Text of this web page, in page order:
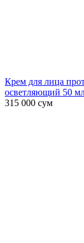
Крем для лица
осветляющий 50
315 000 сум